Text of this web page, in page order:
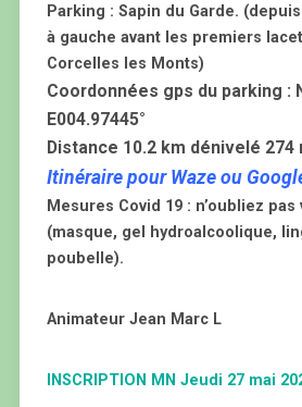
Parking : Sapin du Garde.
à gauche avant les premiers
Corcelles les Monts)
Coordonnées gps du parking :
E004.97445°
Distance 10.2 km dénivelé 274
Itinéraire pour Waze ou
Mesures Covid 19 : n’oubliez
(masque, gel hydroalcoolique,
poubelle).
Animateur Jean Marc L
INSCRIPTION MN Jeudi 27 mai